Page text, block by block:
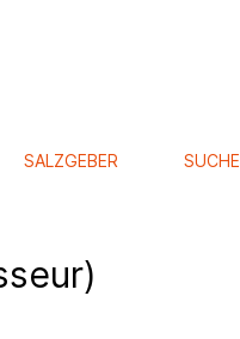
SALZGEBER SUCHE